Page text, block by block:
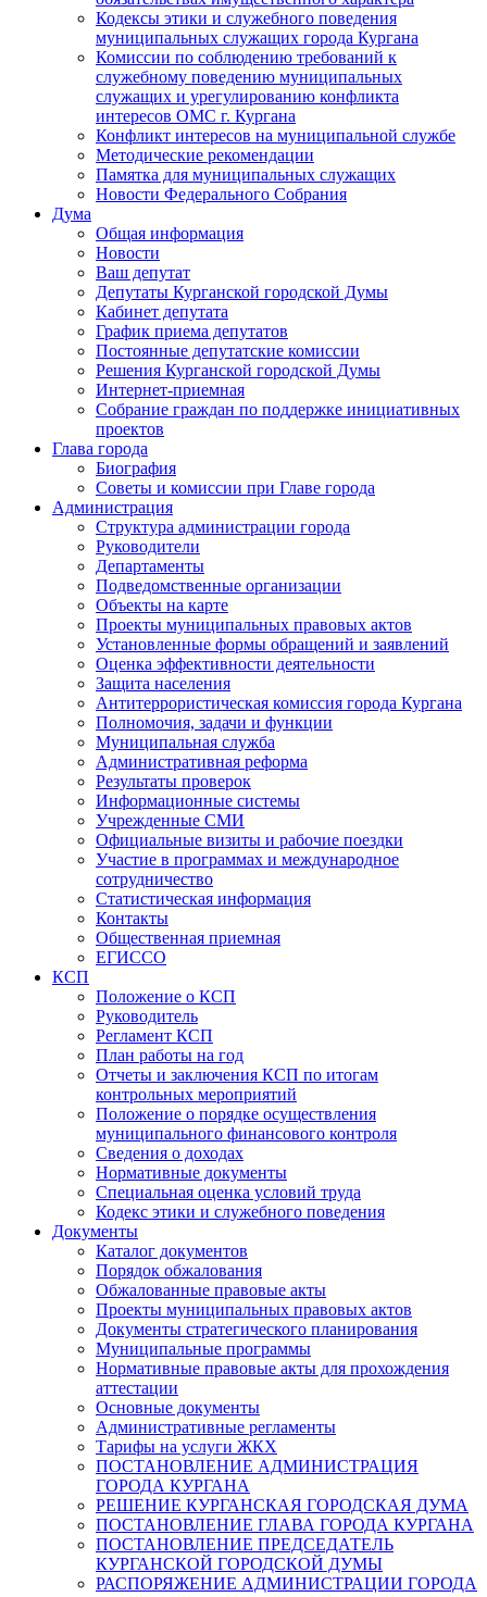
Кодексы этики и служебного поведения
муниципальных служащих города Кургана
Комиссии по соблюдению требований к
служебному поведению муниципальных
служащих и урегулированию конфликта
интересов ОМС г. Кургана
Конфликт интересов на муниципальной службе
Методические рекомендации
Памятка для муниципальных служащих
Новости Федерального Cобрания
Дума
Общая информация
Новости
Ваш депутат
Депутаты Курганской городской Думы
Кабинет депутата
График приема депутатов
Постоянные депутатские комиссии
Решения Курганской городской Думы
Интернет-приемная
Собрание граждан по поддержке инициативных
проектов
Глава города
Биография
Советы и комиссии при Главе города
Администрация
Структура администрации города
Руководители
Департаменты
Подведомственные организации
Объекты на карте
Проекты муниципальных правовых актов
Установленные формы обращений и заявлений
Оценка эффективности деятельности
Защита населения
Антитеррористическая комиссия города Кургана
Полномочия, задачи и функции
Муниципальная служба
Административная реформа
Результаты проверок
Информационные системы
Учрежденные СМИ
Официальные визиты и рабочие поездки
Участие в программах и международное
сотрудничество
Статистическая информация
Контакты
Общественная приемная
ЕГИССО
КСП
Положение о КСП
Руководитель
Регламент КСП
План работы на год
Отчеты и заключения КСП по итогам
контрольных мероприятий
Положение о порядке осуществления
муниципального финансового контроля
Сведения о доходах
Нормативные документы
Специальная оценка условий труда
Кодекс этики и служебного поведения
Документы
Каталог документов
Порядок обжалования
Обжалованные правовые акты
Проекты муниципальных правовых актов
Документы стратегического планирования
Муниципальные программы
Нормативные правовые акты для прохождения
аттестации
Основные документы
Административные регламенты
Тарифы на услуги ЖКХ
ПОСТАНОВЛЕНИЕ АДМИНИСТРАЦИЯ
ГОРОДА КУРГАНА
РЕШЕНИЕ КУРГАНСКАЯ ГОРОДСКАЯ ДУМА
ПОСТАНОВЛЕНИЕ ГЛАВА ГОРОДА КУРГАНА
ПОСТАНОВЛЕНИЕ ПРЕДСЕДАТЕЛЬ
КУРГАНСКОЙ ГОРОДСКОЙ ДУМЫ
РАСПОРЯЖЕНИЕ АДМИНИСТРАЦИИ ГОРОДА